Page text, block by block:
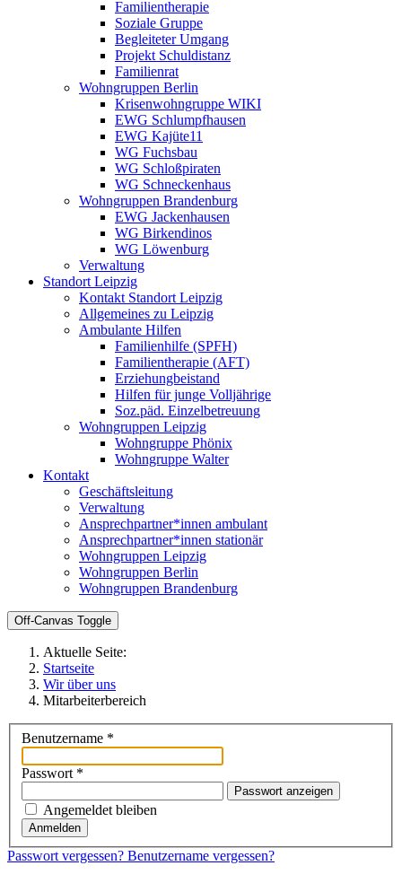
Familientherapie
Soziale Gruppe
Begleiteter Umgang
Projekt Schuldistanz
Familienrat
Wohngruppen Berlin
Krisenwohngruppe WIKI
EWG Schlumpfhausen
EWG Kajüte11
WG Fuchsbau
WG Schloßpiraten
WG Schneckenhaus
Wohngruppen Brandenburg
EWG Jackenhausen
WG Birkendinos
WG Löwenburg
Verwaltung
Standort Leipzig
Kontakt Standort Leipzig
Allgemeines zu Leipzig
Ambulante Hilfen
Familienhilfe (SPFH)
Familientherapie (AFT)
Erziehungbeistand
Hilfen für junge Volljährige
Soz.päd. Einzelbetreuung
Wohngruppen Leipzig
Wohngruppe Phönix
Wohngruppe Walter
Kontakt
Geschäftsleitung
Verwaltung
Ansprechpartner*innen ambulant
Ansprechpartner*innen stationär
Wohngruppen Leipzig
Wohngruppen Berlin
Wohngruppen Brandenburg
Off-Canvas Toggle
Aktuelle Seite:
Startseite
Wir über uns
Mitarbeiterbereich
Benutzername *
Passwort *
Passwort anzeigen
Angemeldet bleiben
Anmelden
Passwort vergessen? Benutzername vergessen?